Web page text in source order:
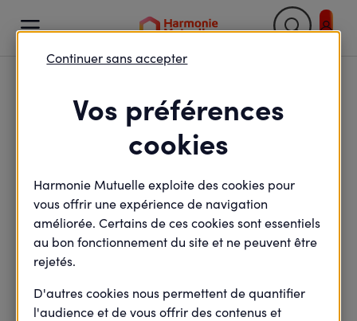

Nos solutions
dédiées aux CCN
de l’ESS
Harmonie Mutuelle ESS vous accompagne dans la
mise en place de solutions adaptées à votre convention
collective nationale.
Vos préférences
cookies
Harmonie Mutuelle exploite des cookies pour
vous offrir une expérience de navigation
améliorée. Certains de ces cookies sont essentiels
au bon fonctionnement du site et ne peuvent être
rejetés.
D'autres cookies nous permettent de quantifier
l'audience et de vous offrir des contenus et
Continuer sans accepter